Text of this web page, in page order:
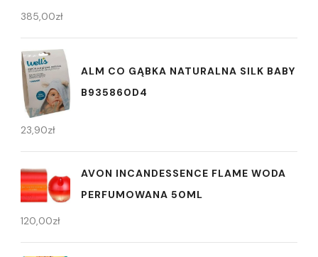
385,00zł
ALM CO GĄBKA NATURALNA SILK BABY
B935860D4
23,90zł
AVON INCANDESSENCE FLAME WODA
PERFUMOWANA 50ML
120,00zł